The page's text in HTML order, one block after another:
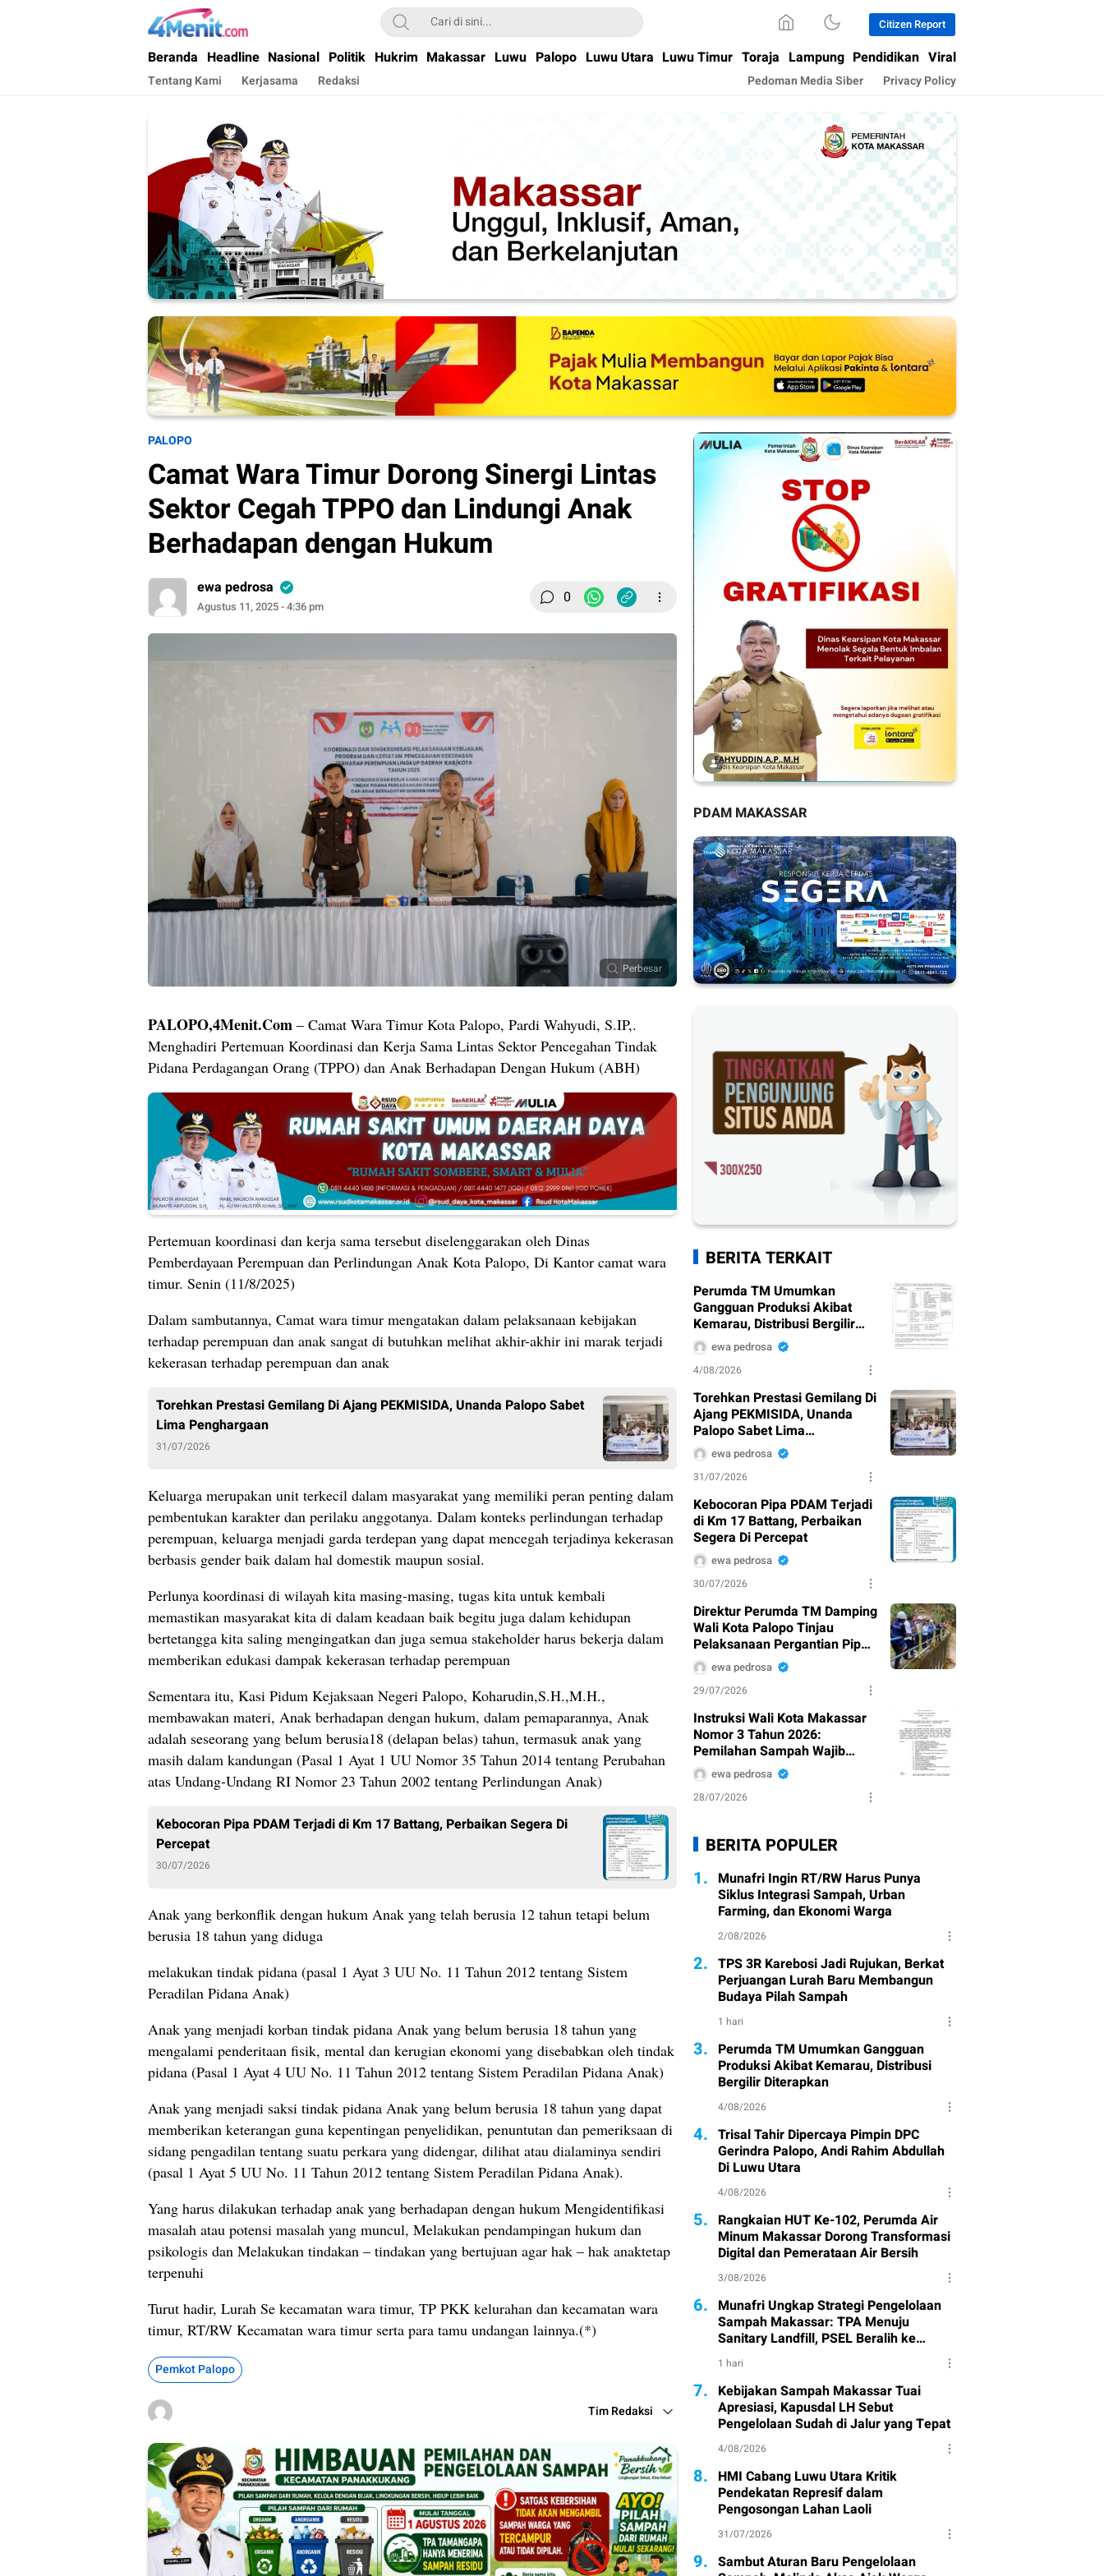
4menit.com
Mengungkap Kisah, Setiap Hari
Citizen Report
Beranda Headline Nasional Politik Hukrim Makassar Luwu Palopo Luwu Utara Luwu Timur Toraja Lampung Pendidikan Viral
Tentang Kami Kerjasama Redaksi Pedoman Media Siber Privacy Policy
PALOPO
Camat Wara Timur Dorong Sinergi Lintas
Sektor Cegah TPPO dan Lindungi Anak
Berhadapan dengan Hukum
ewa pedrosa
Agustus 11, 2025 - 4:36 pm 0
Perbesar
PALOPO,4Menit.Com – Camat Wara Timur Kota Palopo, Pardi Wahyudi, S.IP,.
Menghadiri Pertemuan Koordinasi dan Kerja Sama Lintas Sektor Pencegahan Tindak
Pidana Perdagangan Orang (TPPO) dan Anak Berhadapan Dengan Hukum (ABH)
Pertemuan koordinasi dan kerja sama tersebut diselenggarakan oleh Dinas
Pemberdayaan Perempuan dan Perlindungan Anak Kota Palopo, Di Kantor camat wara
timur. Senin (11/8/2025)
Dalam sambutannya, Camat wara timur mengatakan dalam pelaksanaan kebijakan
terhadap perempuan dan anak sangat di butuhkan melihat akhir-akhir ini marak terjadi
kekerasan terhadap perempuan dan anak
Torehkan Prestasi Gemilang Di Ajang PEKMISIDA, Unanda Palopo Sabet
Lima Penghargaan
31/07/2026
Keluarga merupakan unit terkecil dalam masyarakat yang memiliki peran penting dalam
pembentukan karakter dan perilaku anggotanya. Dalam konteks perlindungan terhadap
perempuan, keluarga menjadi garda terdepan yang dapat mencegah terjadinya kekerasan
berbasis gender baik dalam hal domestik maupun sosial.
Perlunya koordinasi di wilayah kita masing-masing, tugas kita untuk kembali
memastikan masyarakat kita di dalam keadaan baik begitu juga dalam kehidupan
bertetangga kita saling mengingatkan dan juga semua stakeholder harus bekerja dalam
memberikan edukasi dampak kekerasan terhadap perempuan
Sementara itu, Kasi Pidum Kejaksaan Negeri Palopo, Koharudin,S.H.,M.H.,
membawakan materi, Anak berhadapan dengan hukum, dalam pemaparannya, Anak
adalah seseorang yang belum berusia18 (delapan belas) tahun, termasuk anak yang
masih dalam kandungan (Pasal 1 Ayat 1 UU Nomor 35 Tahun 2014 tentang Perubahan
atas Undang-Undang RI Nomor 23 Tahun 2002 tentang Perlindungan Anak)
Kebocoran Pipa PDAM Terjadi di Km 17 Battang, Perbaikan Segera Di
Percepat
30/07/2026
Anak yang berkonflik dengan hukum Anak yang telah berusia 12 tahun tetapi belum
berusia 18 tahun yang diduga
melakukan tindak pidana (pasal 1 Ayat 3 UU No. 11 Tahun 2012 tentang Sistem
Peradilan Pidana Anak)
Anak yang menjadi korban tindak pidana Anak yang belum berusia 18 tahun yang
mengalami penderitaan fisik, mental dan kerugian ekonomi yang disebabkan oleh tindak
pidana (Pasal 1 Ayat 4 UU No. 11 Tahun 2012 tentang Sistem Peradilan Pidana Anak)
Anak yang menjadi saksi tindak pidana Anak yang belum berusia 18 tahun yang dapat
memberikan keterangan guna kepentingan penyelidikan, penuntutan dan pemeriksaan di
sidang pengadilan tentang suatu perkara yang didengar, dilihat atau dialaminya sendiri
(pasal 1 Ayat 5 UU No. 11 Tahun 2012 tentang Sistem Peradilan Pidana Anak).
Yang harus dilakukan terhadap anak yang berhadapan dengan hukum Mengidentifikasi
masalah atau potensi masalah yang muncul, Melakukan pendampingan hukum dan
psikologis dan Melakukan tindakan – tindakan yang bertujuan agar hak – hak anaktetap
terpenuhi
Turut hadir, Lurah Se kecamatan wara timur, TP PKK kelurahan dan kecamatan wara
timur, RT/RW Kecamatan wara timur serta para tamu undangan lainnya.(*)
Pemkot Palopo
Tim Redaksi
PDAM MAKASSAR
BERITA TERKAIT
Perumda TM Umumkan
Gangguan Produksi Akibat
Kemarau, Distribusi Bergilir
Diterapkan
ewa pedrosa
4/08/2026
Torehkan Prestasi Gemilang Di
Ajang PEKMISIDA, Unanda
Palopo Sabet Lima
Penghargaan
ewa pedrosa
31/07/2026
Kebocoran Pipa PDAM Terjadi
di Km 17 Battang, Perbaikan
Segera Di Percepat
ewa pedrosa
30/07/2026
Direktur Perumda TM Damping
Wali Kota Palopo Tinjau
Pelaksanaan Pergantian Pipa
Air Baku di Battang
ewa pedrosa
29/07/2026
Instruksi Wali Kota Makassar
Nomor 3 Tahun 2026:
Pemilahan Sampah Wajib
Dimulai dari Sumber
ewa pedrosa
28/07/2026
BERITA POPULER
1. Munafri Ingin RT/RW Harus Punya
Siklus Integrasi Sampah, Urban
Farming, dan Ekonomi Warga
2/08/2026
2. TPS 3R Karebosi Jadi Rujukan, Berkat
Perjuangan Lurah Baru Membangun
Budaya Pilah Sampah
1 hari
3. Perumda TM Umumkan Gangguan
Produksi Akibat Kemarau, Distribusi
Bergilir Diterapkan
4/08/2026
4. Trisal Tahir Dipercaya Pimpin DPC
Gerindra Palopo, Andi Rahim Abdullah
Di Luwu Utara
4/08/2026
5. Rangkaian HUT Ke-102, Perumda Air
Minum Makassar Dorong Transformasi
Digital dan Pemerataan Air Bersih
3/08/2026
6. Munafri Ungkap Strategi Pengelolaan
Sampah Makassar: TPA Menuju
Sanitary Landfill, PSEL Beralih ke
Perpres 109
1 hari
7. Kebijakan Sampah Makassar Tuai
Apresiasi, Kapusdal LH Sebut
Pengelolaan Sudah di Jalur yang Tepat
4/08/2026
8. HMI Cabang Luwu Utara Kritik
Pendekatan Represif dalam
Pengosongan Lahan Laoli
31/07/2026
9. Sambut Aturan Baru Pengelolaan